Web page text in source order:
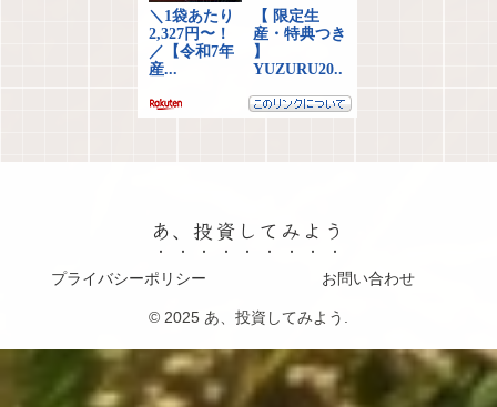
あ、投資してみよう
プライバシーポリシー お問い合わせ
© 2025 あ、投資してみよう.